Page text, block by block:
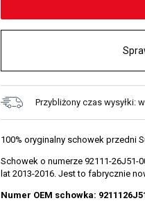
Przybliżony czas wysyłki:
100% oryginalny schowek przedni
Schowek o numerze 92111-26J51-
lat 2013-2016. Jest to fabrycznie
Numer OEM schowka: